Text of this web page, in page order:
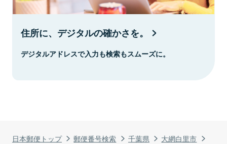
日本郵便トップ 郵便番号検索 千葉県
大網白里市
住所に、デジタルの確かさを。
デジタルアドレスで入力も検索もスムーズに。